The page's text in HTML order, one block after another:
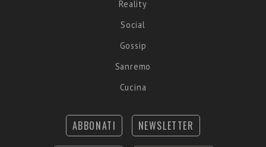
Reality
Social
Gossip
Sanremo
Cucina
ABBONATI NEWSLETTER